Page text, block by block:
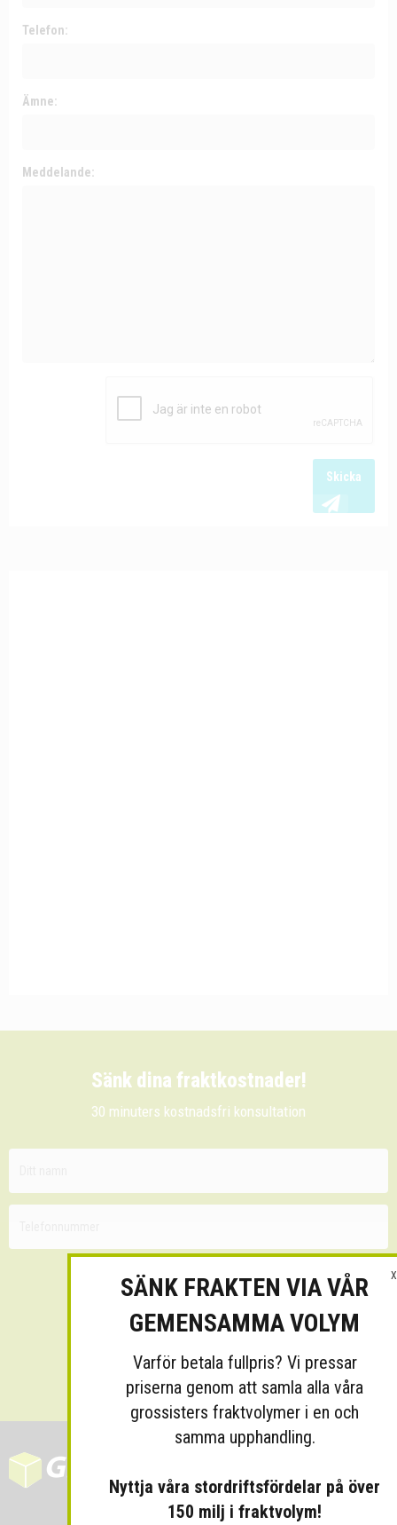
Telefon:
Ämne:
Meddelande:
Skicka
Sänk dina fraktkostnader!
30 minuters kostnadsfri konsultation
Skicka
X
SÄNK FRAKTEN VIA VÅR
GEMENSAMMA VOLYM
Varför betala fullpris? Vi pressar
priserna genom att samla alla våra
grossisters fraktvolymer i en och
samma upphandling.
Nyttja våra stordriftsfördelar på över
150 milj i fraktvolym!